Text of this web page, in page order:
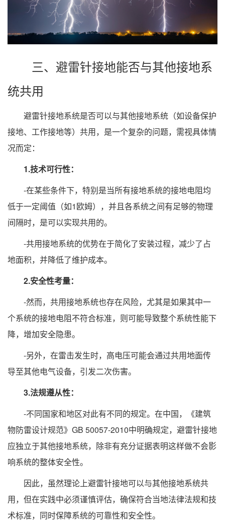
三、避雷针接地能否与其他接地系
统共用
避雷针接地系统是否可以与其他接地系统（如设备保护
接地、工作接地等）共用，是一个复杂的问题，需视具体情
况而定：
1.技术可行性：
-在某些条件下，特别是当所有接地系统的接地电阻均
低于一定阈值（如1欧姆），并且各系统之间有足够的物理
间隔时，是可以实现共用的。
-共用接地系统的优势在于简化了安装过程，减少了占
地面积，并降低了维护成本。
2.安全性考量：
-然而，共用接地系统也存在风险，尤其是如果其中一
个系统的接地电阻不符合标准，则可能导致整个系统性能下
降，增加安全隐患。
-另外，在雷击发生时，高电压可能会通过共用地面传
导至其他电气设备，引发二次伤害。
3.法规遵从性：
-不同国家和地区对此有不同的规定。在中国，《建筑
物防雷设计规范》GB 50057-2010中明确规定，避雷针接地
应独立于其他接地系统，除非有充分证据表明这样做不会影
响系统的整体安全性。
因此，虽然理论上避雷针接地可以与其他接地系统共
用，但在实践中必须谨慎评估，确保符合当地法律法规和技
术标准，同时保障系统的可靠性和安全性。